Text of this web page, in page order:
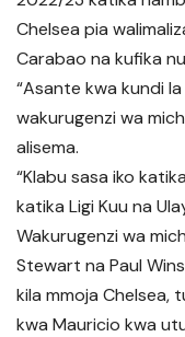
Chelsea pia
Carabao na kufika
“Asante kwa kundi
wakurugenzi wa
alisema.
“Klabu sasa iko
katika Ligi Kuu na
Wakurugenzi wa
Stewart na Paul
kila mmoja Chelsea,
kwa Mauricio kwa